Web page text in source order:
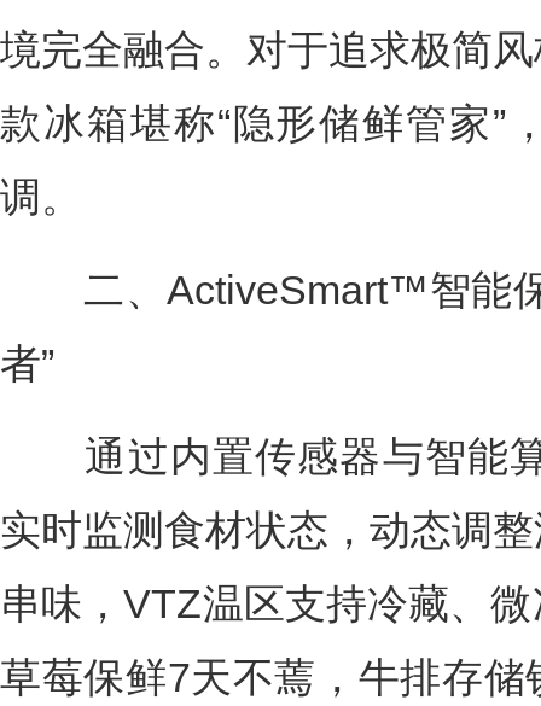
境完全融合。对于追求极简
款冰箱堪称“隐形储鲜管家”
调。
二、ActiveSmart™智能保
者”
通过内置传感器与智能
实时监测食材状态，动态调
串味，VTZ温区支持冷藏、
草莓保鲜7天不蔫，牛排存